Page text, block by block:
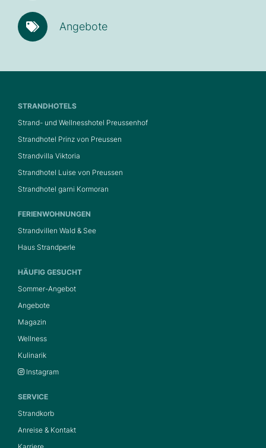
Angebote
STRANDHOTELS
Strand- und Wellnesshotel Preussenhof
Strandhotel Prinz von Preussen
Strandvilla Viktoria
Strandhotel Luise von Preussen
Strandhotel garni Kormoran
FERIENWOHNUNGEN
Strandvillen Wald & See
Haus Strandperle
HÄUFIG GESUCHT
Sommer-Angebot
Angebote
Magazin
Wellness
Kulinarik
Instagram
SERVICE
Strandkorb
Anreise & Kontakt